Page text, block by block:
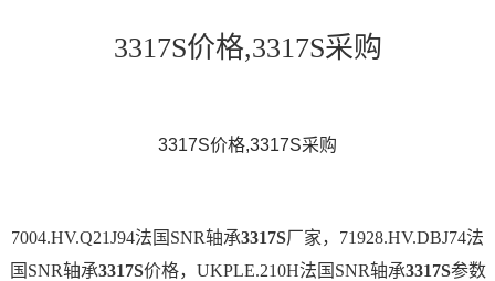
3317S价格,3317S采购
3317S价格,3317S采购
7004.HV.Q21J94法国SNR轴承3317S厂家，71928.HV.DBJ74法
国SNR轴承3317S价格，UKPLE.210H法国SNR轴承3317S参数